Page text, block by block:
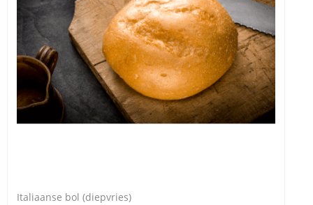
Italiaanse bol (diepvries)